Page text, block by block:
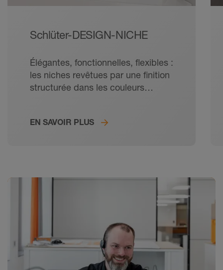
Schlüter-DESIGN-NICHE
Élégantes, fonctionnelles, flexibles :
les niches revêtues par une finition
structurée dans les couleurs
EN SAVOIR PLUS